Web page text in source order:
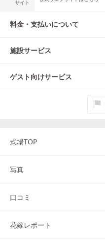
サイト
料金・支払いについて
施設サービス
ゲスト向けサービス
式場TOP
写真
口コミ
花嫁レポート